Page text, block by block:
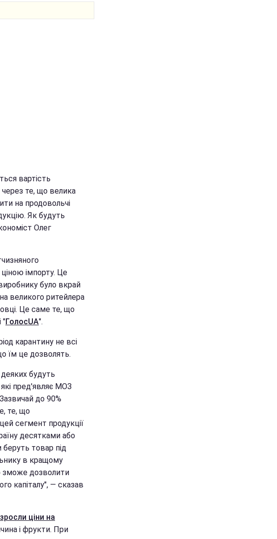
вартість
через те, що велика
на продовольчі
Як будуть
Олег
імпорту. Це
було вкрай
великого ритейлера
Це саме те, що
"ГолосUA".
карантину не всі
їм це дозволять.
будуть
пред'являє МОЗ
до 90%
те, що
сегмент продукції
десятками або
товар під
в кращому
зможе дозволити
капіталу", — сказав
ціни на
і фрукти. При